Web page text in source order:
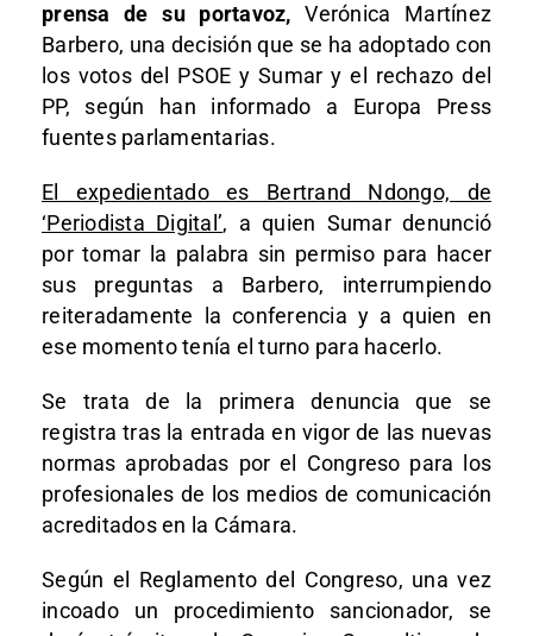
prensa de su portavoz, Verónica Martínez
Barbero, una decisión que se ha adoptado con
los votos del PSOE y Sumar y el rechazo del
PP, según han informado a Europa Press
fuentes parlamentarias.
El expedientado es Bertrand Ndongo, de
‘Periodista Digital’, a quien Sumar denunció
por tomar la palabra sin permiso para hacer
sus preguntas a Barbero, interrumpiendo
reiteradamente la conferencia y a quien en
ese momento tenía el turno para hacerlo.
Se trata de la primera denuncia que se
registra tras la entrada en vigor de las nuevas
normas aprobadas por el Congreso para los
profesionales de los medios de comunicación
acreditados en la Cámara.
Según el Reglamento del Congreso, una vez
incoado un procedimiento sancionador, se